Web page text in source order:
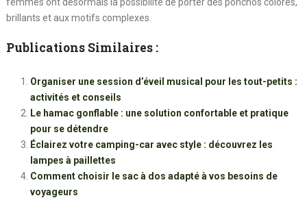
brillants et aux motifs complexes.
Publications Similaires :
Organiser une session d’éveil musical pour les tout-petits :
activités et conseils
Le hamac gonflable : une solution confortable et pratique
pour se détendre
Éclairez votre camping-car avec style : découvrez les
lampes à paillettes
Comment choisir le sac à dos adapté à vos besoins de
voyageurs